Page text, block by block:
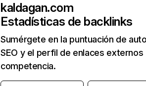
kaldagan.com
Estadísticas de backlinks
Sumérgete en la puntuación de
SEO y el perfil de enlaces externos
competencia.